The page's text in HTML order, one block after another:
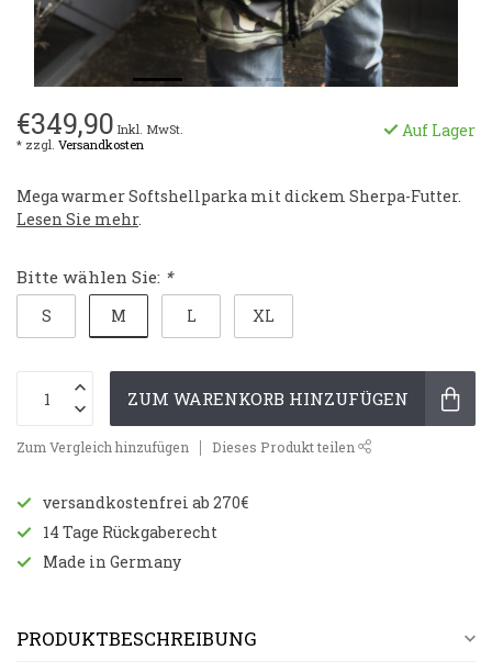
€349,90 Inkl. MwSt.
* zzgl. Versandkosten
Auf Lager
Mega warmer Softshellparka mit dickem Sherpa-Futter.
Lesen Sie mehr.
Bitte wählen Sie: *
S M L XL
ZUM WARENKORB HINZUFÜGEN
Zum Vergleich hinzufügen Dieses Produkt teilen
versandkostenfrei ab 270€
14 Tage Rückgaberecht
Made in Germany
PRODUKTBESCHREIBUNG